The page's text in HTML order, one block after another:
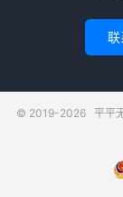
联
© 2019-2026 平平